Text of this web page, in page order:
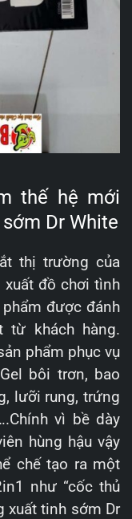
thế hệ mới
Dr White
thị trường của
xuất đồ chơi tình
được đánh
từ khách hàng.
phẩm phục vụ
bôi trơn, bao
lưỡi rung, trứng
vì bề dày
hùng hậu vậy
chế tạo ra một
như “cốc thủ
xuất tinh sớm Dr